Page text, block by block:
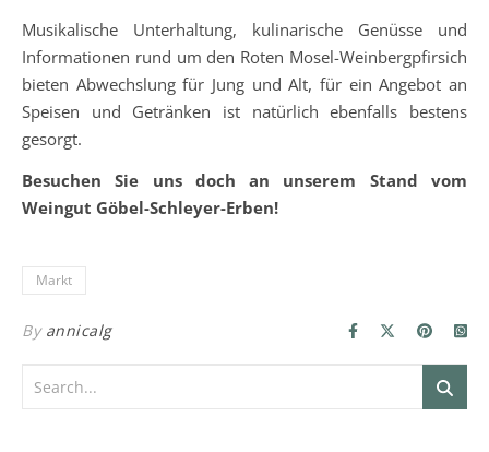
Musikalische Unterhaltung, kulinarische Genüsse und
Infor­ma­tio­nen rund um den Roten Mosel-Weinbergpfirsich
bieten Abwechslung für Jung und Alt, für ein Angebot an
Speisen und Getränken ist natürlich ebenfalls bestens
gesorgt.
Besuchen Sie uns doch an unserem Stand vom
Weingut Göbel-Schleyer-Erben!
Markt
By annicalg